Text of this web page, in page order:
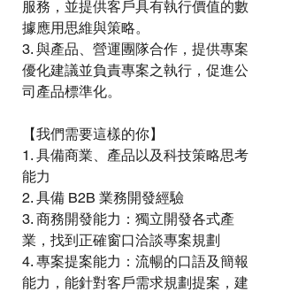
服務，並提供客戶具有執行價值的數
據應用思維與策略。
3. 與產品、營運團隊合作，提供專案
優化建議並負責專案之執行，促進公
司產品標準化。
【我們需要這樣的你】
1. 具備商業、產品以及科技策略思考
能力
2. 具備 B2B 業務開發經驗
3. 商務開發能力：獨立開發各式產
業，找到正確窗口洽談專案規劃
4. 專案提案能力：流暢的口語及簡報
能力，能針對客戶需求規劃提案，建